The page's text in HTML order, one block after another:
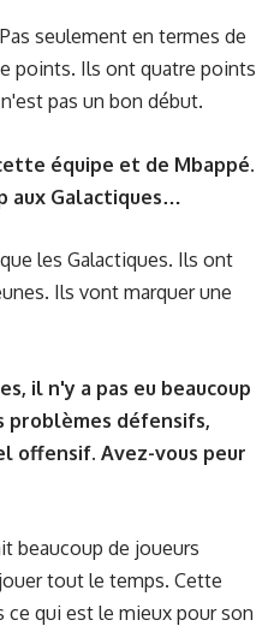
seulement en termes de
points. Ils ont quatre points
pas un bon début.
équipe et de Mbappé.
aux Galactiques…
les Galactiques. Ils ont
Ils vont marquer une
il n'y a pas eu beaucoup
problèmes défensifs,
offensif. Avez-vous peur
beaucoup de joueurs
tout le temps. Cette
qui est le mieux pour son